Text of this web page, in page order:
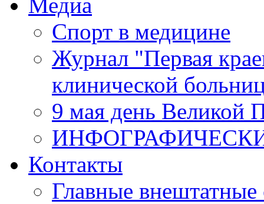
Спорт в медицине
Журнал "Первая
клинической
9 мая день Великой
Контакты
Главные внештатные